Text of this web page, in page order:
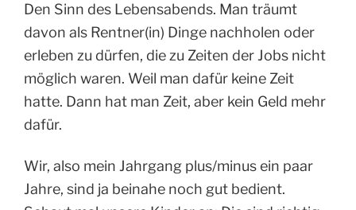
Den Sinn des Lebensabends. Man träumt
davon als Rentner(in) Dinge nachholen oder
erleben zu dürfen, die zu Zeiten der Jobs nicht
möglich waren. Weil man dafür keine Zeit
hatte. Dann hat man Zeit, aber kein Geld mehr
dafür.
Wir, also mein Jahrgang plus/minus ein paar
Jahre, sind ja beinahe noch gut bedient.